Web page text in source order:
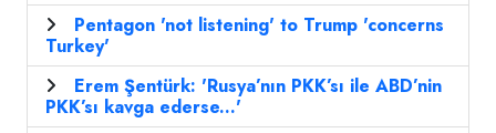
Pentagon 'not listening' to Trump 'concerns
Turkey'
Erem Şentürk: 'Rusya’nın PKK’sı ile ABD’nin
PKK’sı kavga ederse...'